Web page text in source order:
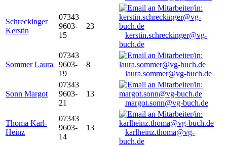
Schreckinger
Kerstin
07343
9603-
15
23
kerstin.schreckinger@vg-
buch.de
Sommer Laura
07343
9603-
19
8
laura.sommer@vg-buch.de
Sonn Margot
07343
9603-
21
13
margot.sonn@vg-buch.de
Thoma Karl-
Heinz
07343
9603-
14
13
karlheinz.thoma@vg-
buch.de